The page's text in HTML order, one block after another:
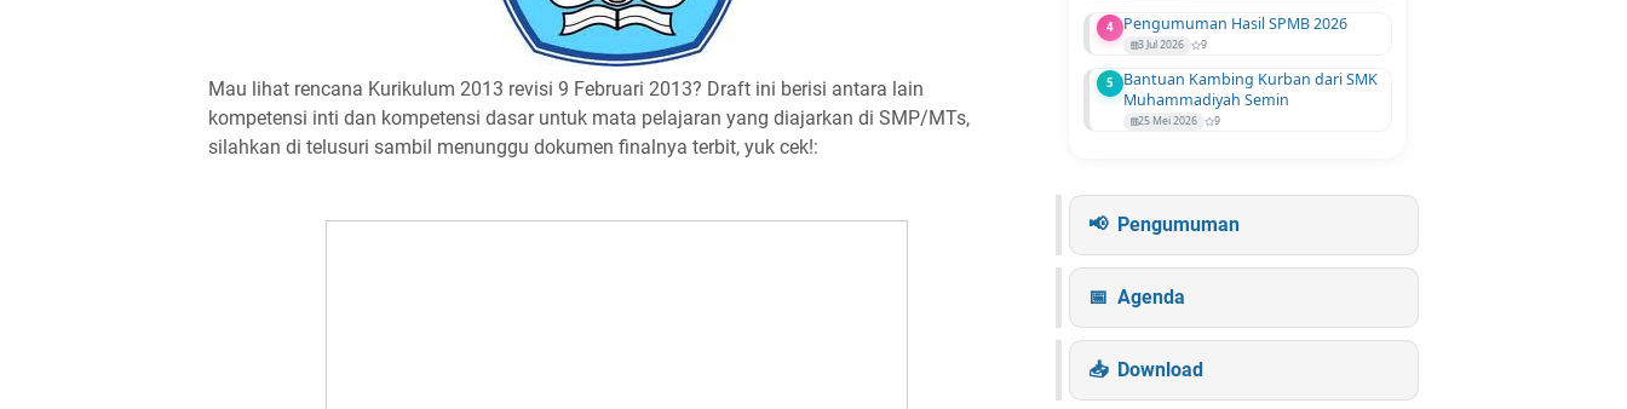
Mau lihat rencana Kurikulum 2013 revisi 9 Februari 2013? Draft ini berisi antara lain
kompetensi inti dan kompetensi dasar untuk mata pelajaran yang diajarkan di SMP/MTs,
silahkan di telusuri sambil menunggu dokumen finalnya terbit, yuk cek!:
4 Pengumuman Hasil SPMB 2026
3 Jul 2026 9
5
Bantuan Kambing Kurban dari SMK
Muhammadiyah Semin
25 Mei 2026 9
Pengumuman
Agenda
Download